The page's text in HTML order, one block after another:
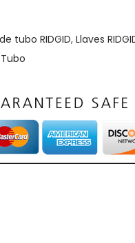
tubo RIDGID, Llaves